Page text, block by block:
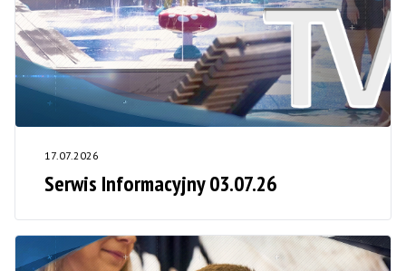
17.07.2026
Serwis Informacyjny 03.07.26